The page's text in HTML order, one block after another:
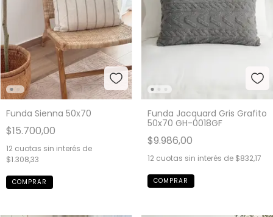
Funda Sienna 50x70
$15.700,00
12 cuotas sin interés de
$1.308,33
Funda Jacquard Gris Grafito
50x70 GH-0018GF
$9.986,00
12 cuotas sin interés de $832,17